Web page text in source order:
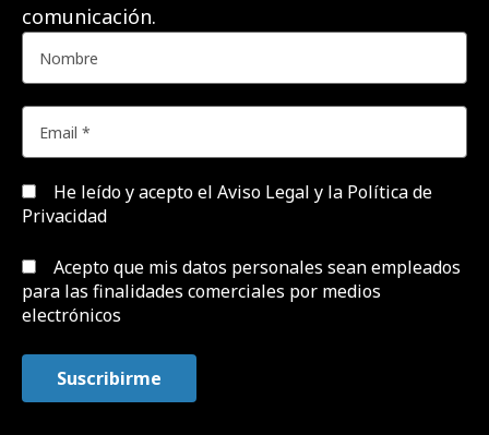
comunicación.
He leído y acepto el Aviso Legal y la Política de
Privacidad
Acepto que mis datos personales sean empleados
para las finalidades comerciales por medios
electrónicos